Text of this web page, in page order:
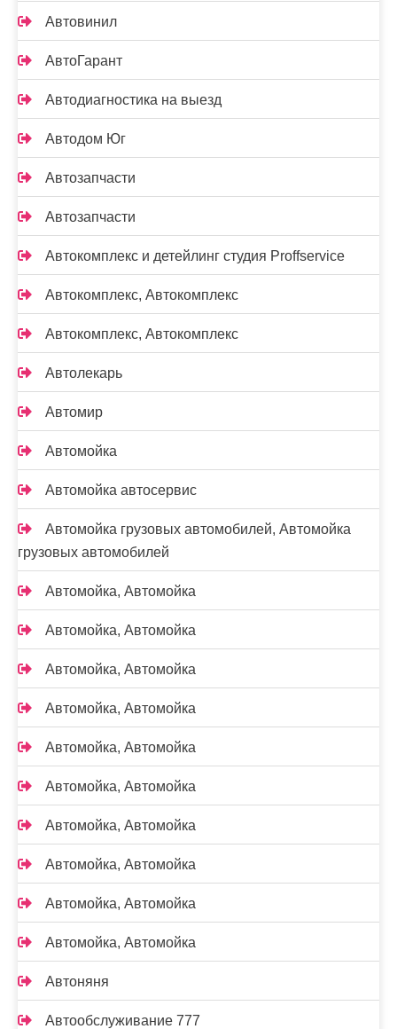
Автовинил
АвтоГарант
Автодиагностика на выезд
Автодом Юг
Автозапчасти
Автозапчасти
Автокомплекс и детейлинг студия Proffservice
Автокомплекс, Автокомплекс
Автокомплекс, Автокомплекс
Автолекарь
Автомир
Автомойка
Автомойка автосервис
Автомойка грузовых автомобилей, Автомойка
грузовых автомобилей
Автомойка, Автомойка
Автомойка, Автомойка
Автомойка, Автомойка
Автомойка, Автомойка
Автомойка, Автомойка
Автомойка, Автомойка
Автомойка, Автомойка
Автомойка, Автомойка
Автомойка, Автомойка
Автомойка, Автомойка
Автоняня
Автообслуживание 777